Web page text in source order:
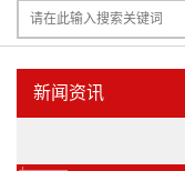
新闻资讯